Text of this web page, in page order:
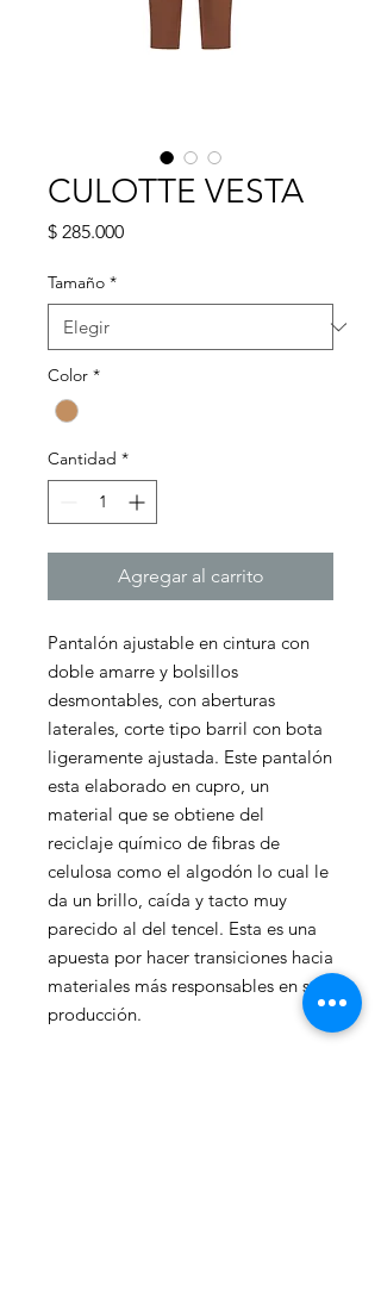
CULOTTE VESTA
$ 285.000Precio
Tamaño *
Color *
Cantidad *
Agregar al carrito
Pantalón ajustable en cintura con
doble amarre y bolsillos
desmontables, con aberturas
laterales, corte tipo barril con bota
ligeramente ajustada. Este pantalón
esta elaborado en cupro, un
material que se obtiene del
reciclaje químico de fibras de
celulosa como el algodón lo cual le
da un brillo, caída y tacto muy
parecido al del tencel. Esta es una
apuesta por hacer transiciones hacia
materiales más responsables en su
producción.